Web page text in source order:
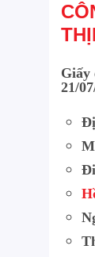
Giấy
21/